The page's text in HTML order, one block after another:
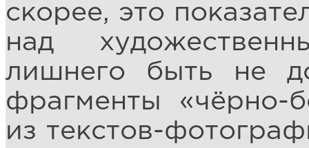
скорее, это
над
лишнего быть не
фрагменты «чёрно-
из текстов-